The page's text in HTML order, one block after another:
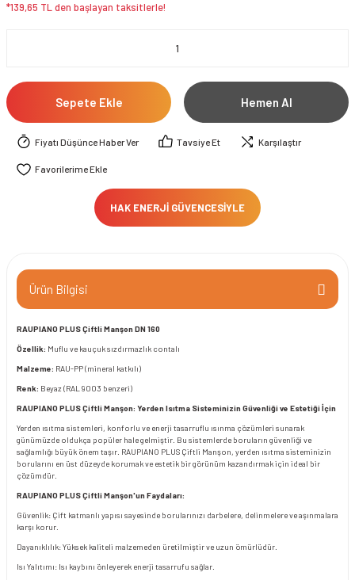
*139,65 TL den başlayan taksitlerle!
Sepete Ekle Hemen Al
Fiyatı Düşünce Haber Ver Tavsiye Et Karşılaştır
HAK ENERJİ GÜVENCESİYLE
Ürün Bilgisi
RAUPIANO PLUS Çiftli Manşon DN 160
Özellik: Muflu ve kauçuk sızdırmazlık contalı
Malzeme: RAU-PP (mineral katkılı)
Renk: Beyaz (RAL 9003 benzeri)
RAUPIANO PLUS Çiftli Manşon: Yerden Isıtma Sisteminizin Güvenliği ve Estetiği İçin
Yerden ısıtma sistemleri, konforlu ve enerji tasarruflu ısınma çözümleri sunarak
günümüzde oldukça popüler hale gelmiştir. Bu sistemlerde boruların güvenliği ve
sağlamlığı büyük önem taşır. RAUPIANO PLUS Çiftli Manşon, yerden ısıtma sisteminizin
borularını en üst düzeyde korumak ve estetik bir görünüm kazandırmak için ideal bir
çözümdür.
RAUPIANO PLUS Çiftli Manşon'un Faydaları:
Güvenlik: Çift katmanlı yapısı sayesinde borularınızı darbelere, delinmelere ve aşınmalara
karşı korur.
Dayanıklılık: Yüksek kaliteli malzemeden üretilmiştir ve uzun ömürlüdür.
Isı Yalıtımı: Isı kaybını önleyerek enerji tasarrufu sağlar.